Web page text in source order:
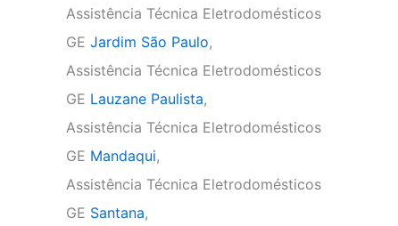
Assistência Técnica Eletrodomésticos
GE Jardim São Paulo,
Assistência Técnica Eletrodomésticos
GE Lauzane Paulista,
Assistência Técnica Eletrodomésticos
GE Mandaqui,
Assistência Técnica Eletrodomésticos
GE Santana,